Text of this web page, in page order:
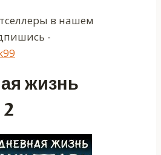
в нашем
-
жизнь